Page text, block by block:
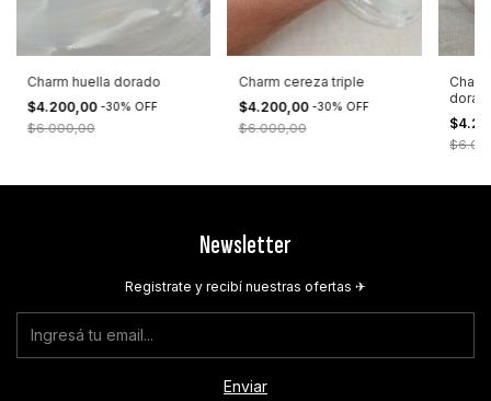
Charm huella dorado
$4.200,00 -30% OFF
$6.000,00
Charm cereza triple
$4.200,00 -30% OFF
$6.000,00
Newsletter
Registrate y recibí nuestras ofertas ✈︎